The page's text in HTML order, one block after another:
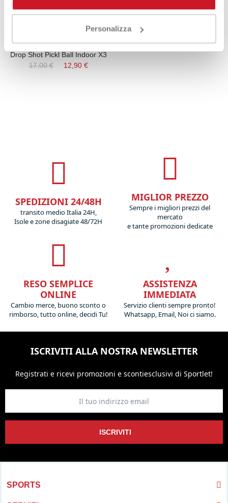
Personalizza
Drop Shot Pickl Ball Indoor X3
17,00 €
12,90 €
SPEDIZIONI 24/48H
transito medio Italia 24H,
Isole e zone disagiate 48/72H
MIGLIOR PREZZO
Sempre i migliori prezzi del
mercato
e tante promozioni dedicate
RESO SEMPLICE
ONLINE
Cambio merce, buono sconto o
rimborso, tutto online, decidi Tu!
ASSISTENZA
IMMEDIATA
Servizio clienti sempre pronto!
Whatsapp, Email, Noi ci siamo.
ISCRIVITI ALLA NOSTRA NEWSLETTER
Registrati e ricevi promozioni e scontiesclusivi di Sportlet!
ISCRIVITI
SPORTS